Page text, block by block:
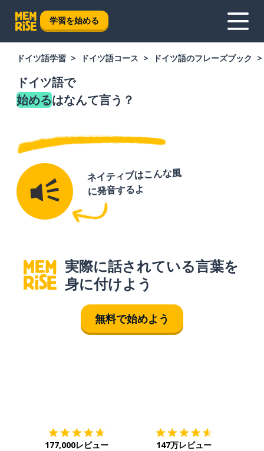
学習を始める
ドイツ語学習 ドイツ語コース ドイツ語のフレーズブック
ドイツ語で
始めるはなんて言う？
ネイティブはこんな風
に発音するよ
実際に話されている言葉を
身に付けよう
無料で始めよう
177,000レビュー 147万レビュー